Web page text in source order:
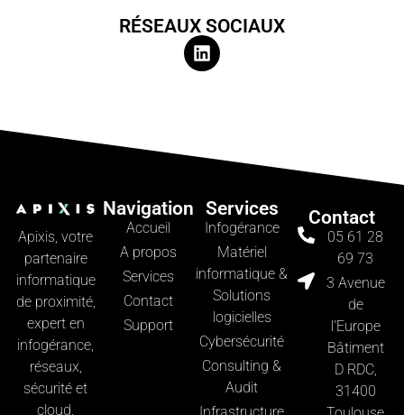
RÉSEAUX SOCIAUX
Apixis, votre
partenaire
informatique
de proximité,
expert en
infogérance,
réseaux,
sécurité et
cloud.
Navigation
Accueil
A propos
Services
Contact
Support
Services
Infogérance
Matériel
informatique &
Solutions
logicielles
Cybersécurité
Consulting &
Audit
Contact
05 61 28
69 73
3 Avenue
de
l'Europe
Bâtiment
D RDC,
31400